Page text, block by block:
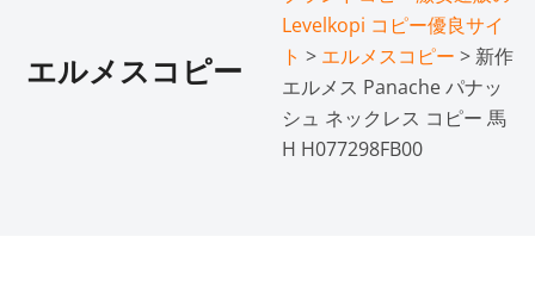
エルメスコピー
Levelkopi コピー優良サイ
ト > エルメスコピー > 新作
エルメス Panache パナッ
シュ ネックレス コピー 馬
H H077298FB00